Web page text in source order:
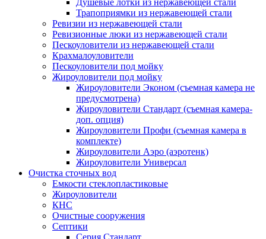
Душевые лотки из нержавеющей стали
Трапоприямки из нержавеющей стали
Ревизии из нержавеющей стали
Ревизионные люки из нержавеющей стали
Пескоуловители из нержавеющей стали
Крахмалоуловители
Пескоуловители под мойку
Жироуловители под мойку
Жироуловители Эконом (съемная камера не
предусмотрена)
Жироуловители Стандарт (съемная камера-
доп. опция)
Жироуловители Профи (съемная камера в
комплекте)
Жироуловители Аэро (аэротенк)
Жироуловители Универсал
Очистка сточных вод
Емкости стеклопластиковые
Жироуловители
КНС
Очистные сооружения
Септики
Серия Стандарт